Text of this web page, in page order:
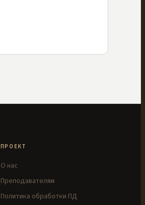
ПРОЕКТ
О нас
Преподавателям
Политика обработки ПД